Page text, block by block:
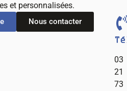
et personnalisées.
Nous contacter
03
21
73